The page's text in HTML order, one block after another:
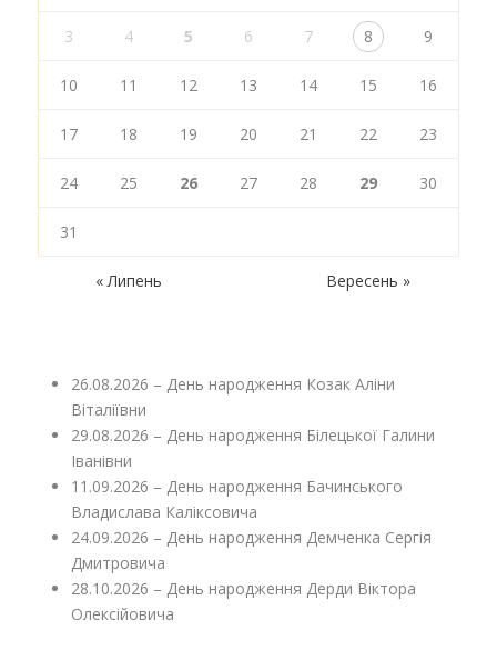
3 4 5 6 7 8 9
10 11 12 13 14 15 16
17 18 19 20 21 22 23
24 25 26 27 28 29 30
31
« Липень Вересень »
26.08.2026 – День народження Козак Аліни
Віталіївни
29.08.2026 – День народження Білецької Галини
Іванівни
11.09.2026 – День народження Бачинського
Владислава Каліксовича
24.09.2026 – День народження Демченка Сергія
Дмитровича
28.10.2026 – День народження Дерди Віктора
Олексійовича